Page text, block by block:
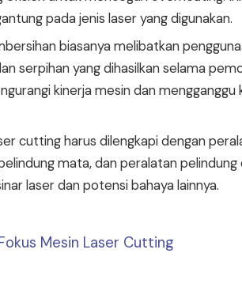
pada jenis laser yang digunakan.
biasanya melibatkan
serpihan yang dihasilkan selama
kinerja mesin dan mengganggu
cutting harus dilengkapi dengan
mata, dan peralatan pelindung
laser dan potensi bahaya lainnya.
Mesin Laser Cutting